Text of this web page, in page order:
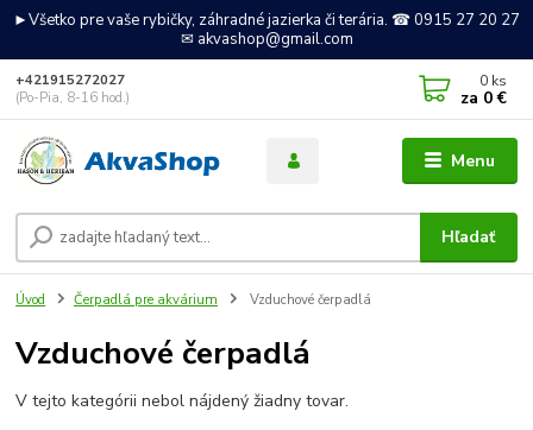
►Všetko pre vaše rybičky, záhradné jazierka či terária. ☎ 0915 27 20 27
✉ akvashop@gmail.com
Menu
Hľadať
+421915272027
(Po-Pia, 8-16 hod.)
0 ks
za 0 €
Úvod Čerpadlá pre akvárium Vzduchové čerpadlá
Vzduchové čerpadlá
V tejto kategórii nebol nájdený žiadny tovar.